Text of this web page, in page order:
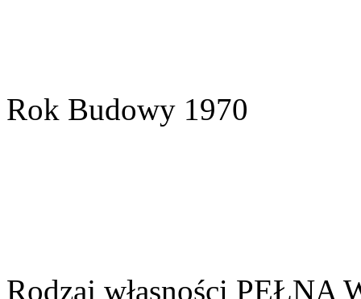
Rok Budowy 1970
Rodzaj własności PEŁNA